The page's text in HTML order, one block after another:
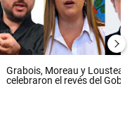
Grabois, Moreau y Lousteau
celebraron el revés del Gobi...